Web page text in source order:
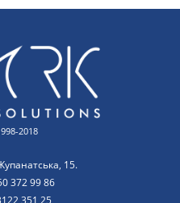
2018
15.
372 99 86